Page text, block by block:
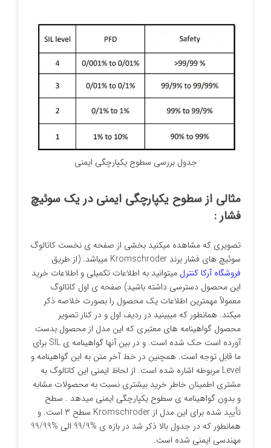
جدول بررسی سطوح یکپارچگی ایمنی
مثالی از سطوح یکپارچگی ایمنی در یک سوئیچ
فشار :
تصویری که مشاهده میکنید بخشی از صفحه ی نخست کاتالوگ
سوئیچ های فشار برند Kromschroder میباشد. (از طریق
فروشگاه آرکا کنترل میتوانید به اطلاعات تکمیلی و اطلاعات خرید
این محصول دسترسی داشته باشید) صفحه ی اول کاتالوگ
معمولاً مهمترین اطلاعات یک محصول را بصورت خلاصه ذکر
میکند. همانطور که میبینید در ردیف اول و در کنار تصویر
محصول گواهینامه های معتبری که این مدل از محصول بدست
آورده است حک شده است. و در بین آنها گواهینامه ی SIL برای
ما قابل توجه است. همچنین در خط آخر متن به این گواهینامه و
Level مربوطه اشاره شده است. از لحاظ ایمنی این کاتالوگ به
مشتری اطمینان خاطر خرید بیشتری نسبت به محصولات مشابه
و بدون گواهینامه ی سطوح یکپارچگی ایمنی میدهد . سطح
تأیید شده برای این مدل از Kromschroder سطح 3 است. و
همانطور که در جدول بالا ذکر شد در بازه ی %99/9 الی %99/99
مهندسی ایمنی شده است.